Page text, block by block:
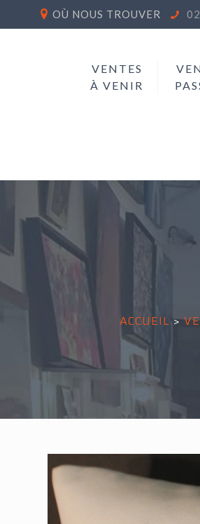
OÙ NOUS TROUVER
VENTES
À VENIR
ACCUEIL>